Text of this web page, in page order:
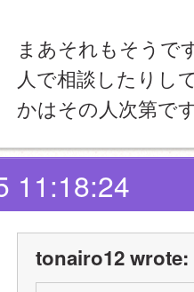
まあそれもそうで
人で相談したりし
かはその人次第で
11:18:24
tonairo12 wrote: